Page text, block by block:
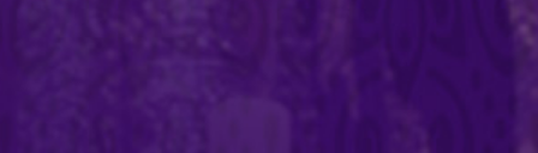
de Navidad